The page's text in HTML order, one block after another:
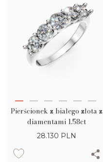
Pierścionek z białego złota z
diamentami 1.58ct
28.130 PLN